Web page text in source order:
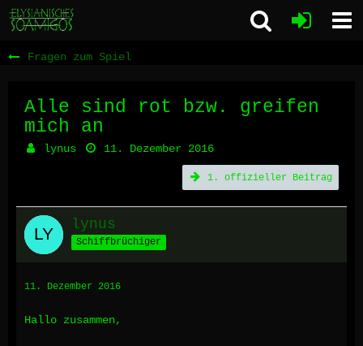
Fragen zum Spiel
Alle sind rot bzw. greifen
mich an
lynus 11. Dezember 2016
1. offizieller Beitrag
lynus
Schiffbrüchiger
11. Dezember 2016
Hallo zusammen,